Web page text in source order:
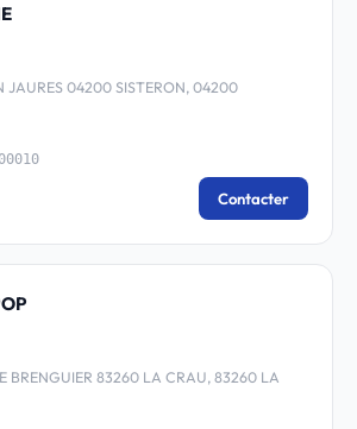
JAURES 04200 SISTERON, 04200
Contacter
BRENGUIER 83260 LA CRAU, 83260 LA